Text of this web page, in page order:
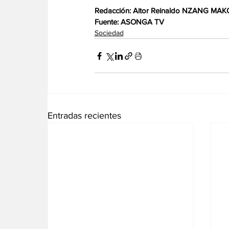
Redacción: Aitor Reinaldo NZANG
Fuente: ASONGA TV
Sociedad
Entradas recientes